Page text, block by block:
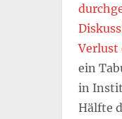
Verlust
ein
in
Hälfte